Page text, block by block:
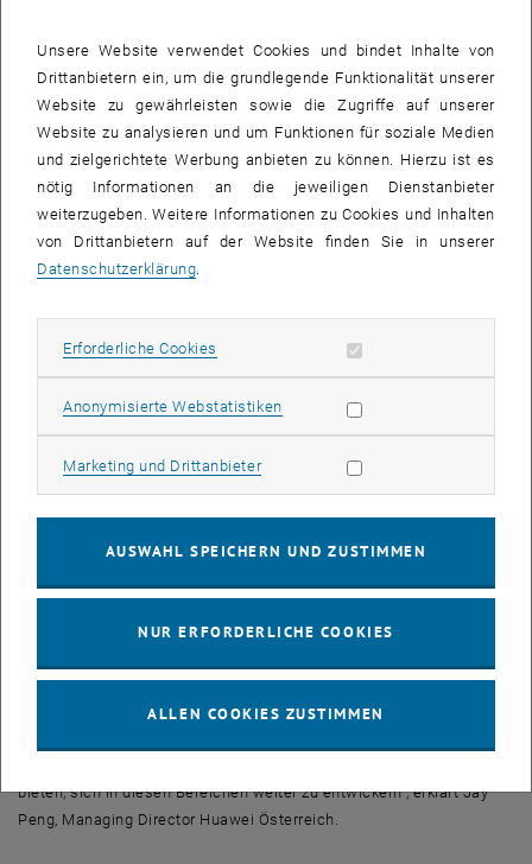
besiegelt. Dazu Prof. Prechtl: "Wir freuen uns, die seit Jahren
bestehende gute Zusammenarbeit mit Huawei mit dem
Studentenprogramm noch weiter zu intensivieren und engagierten
Studierenden der TU Wien eine einzigartige Forschungsreise nach
China zu ermöglichen."
Essay einreichen und Huawei in China kennenlernen
Um am Wettbewerb teilzunehmen, muss ein Essay zu einer von
Huawei vorgegebenen Frage zu den Themen Innovation,
Wirtschaftskammer, der Plattform Digitales Österreich, der
Wirtschaftsagentur Wien, des Österreichischen Instituts für
angewandte Telekommunikation sowie von Huawei, bewertet
sämtliche Beiträge und kürt die GewinnerInnen. Den VerfasserInnen
der besten Essays winkt eine kostenlose zweiwöchige Reise nach
China, die im September 2015 stattfinden wird und den
GewinnerInnen ermöglicht, verschiedene Städte und Kulturgüter des
Landes zu besichtigen. Ein weiterer Teil des Bildungstrips ist aber
der verschiedenen Fachabteilungen in Shenzhen. "Durch 'Telecom
Seeds for the Future' bieten wir jungen Menschen nicht nur eine
interkulturelle Verständnis und die internationale Zusammenarbeit
zwischen Österreich und China. Wir möchten Studierende
bieten, sich in diesen Bereichen weiter zu entwickeln", erklärt Jay
Peng, Managing Director Huawei Österreich.
Unsere Website verwendet Cookies und bindet Inhalte von
Drittanbietern ein, um die grundlegende Funktionalität unserer
Website zu gewährleisten sowie die Zugriffe auf unserer
Website zu analysieren und um Funktionen für soziale Medien
und zielgerichtete Werbung anbieten zu können. Hierzu ist es
nötig Informationen an die jeweiligen Dienstanbieter
weiterzugeben. Weitere Informationen zu Cookies und Inhalten
von Drittanbietern auf der Website finden Sie in unserer
Datenschutzerklärung.
Erforderliche Cookies Erforderliche Cookies zulassen
Anonymisierte WebstatistikenStatistik Cookies zulassen
Marketing und DrittanbieterMarketing Cookies zulassen
AUSWAHL SPEICHERN UND ZUSTIMMEN
NUR ERFORDERLICHE COOKIES
ALLEN COOKIES ZUSTIMMEN